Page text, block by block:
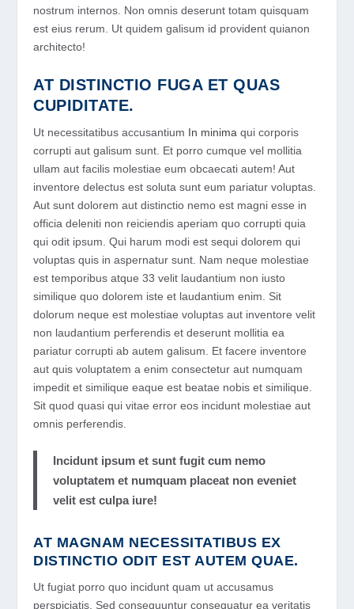
nostrum internos. Non omnis deserunt totam quisquam
est eius rerum. Ut quidem galisum id provident quianon
architecto!
AT DISTINCTIO FUGA ET QUAS
CUPIDITATE.
Ut necessitatibus accusantium In minima qui corporis
corrupti aut galisum sunt. Et porro cumque vel mollitia
ullam aut facilis molestiae eum obcaecati autem! Aut
inventore delectus est soluta sunt eum pariatur voluptas.
Aut sunt dolorem aut distinctio nemo est magni esse in
officia deleniti non reiciendis aperiam quo corrupti quia
qui odit ipsum. Qui harum modi est sequi dolorem qui
voluptas quis in aspernatur sunt. Nam neque molestiae
est temporibus atque 33 velit laudantium non iusto
similique quo dolorem iste et laudantium enim. Sit
dolorum neque est molestiae voluptas aut inventore velit
non laudantium perferendis et deserunt mollitia ea
pariatur corrupti ab autem galisum. Et facere inventore
aut quis voluptatem a enim consectetur aut numquam
impedit et similique eaque est beatae nobis et similique.
Sit quod quasi qui vitae error eos incidunt molestiae aut
omnis perferendis.
Incidunt ipsum et sunt fugit cum nemo
voluptatem et numquam placeat non eveniet
velit est culpa iure!
AT MAGNAM NECESSITATIBUS EX
DISTINCTIO ODIT EST AUTEM QUAE.
Ut fugiat porro quo incidunt quam ut accusamus
perspiciatis. Sed consequuntur consequatur ea veritatis